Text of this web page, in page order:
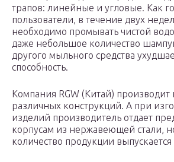
трапов: линейные и угловые. Как
пользователи, в течение двух
необходимо промывать чистой
даже небольшое количество
другого мыльного средства
способность.
Компания RGW (Китай)
различных конструкций. А при
изделий производитель отдает
корпусам из нержавеющей стали,
количество продукции